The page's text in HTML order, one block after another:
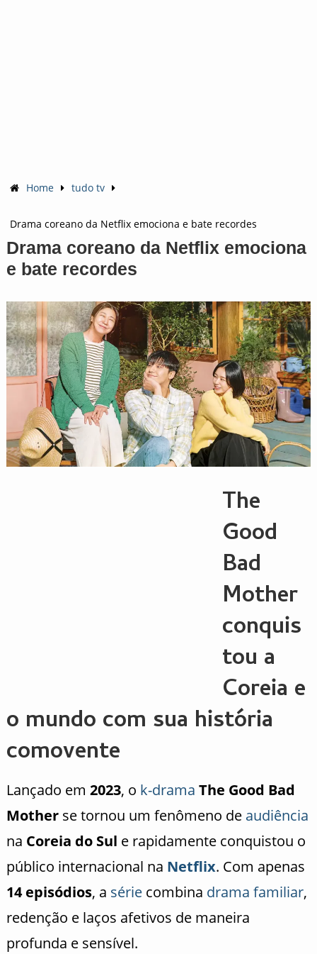
Home tudo tv
Drama coreano da Netflix emociona e bate recordes
Drama coreano da Netflix emociona
e bate recordes
The
Good
Bad
Mother
conquis
tou a
Coreia e
o mundo com sua história
comovente
Lançado em 2023, o k-drama The Good Bad
Motherse tornou um fenômeno de audiência
na Coreia do Sul e rapidamente conquistou o
público internacional na Netflix. Com apenas
14 episódios, a sériecombina drama familiar,
redenção e laços afetivos de maneira
profunda e sensível.